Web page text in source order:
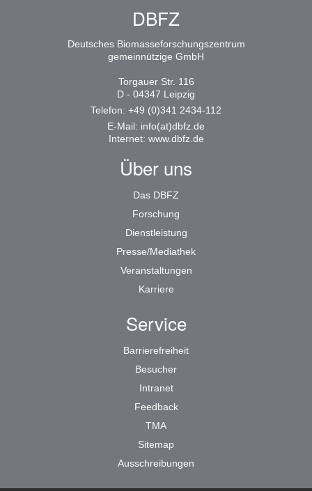
DBFZ
Deutsches Biomasseforschungszentrum
gemeinnützige GmbH
Torgauer Str. 116
D - 04347 Leipzig
Telefon: +49 (0)341 2434-112
E-Mail: info(at)dbfz.de
Internet: www.dbfz.de
Über uns
Das DBFZ
Forschung
Dienstleistung
Presse/Mediathek
Veranstaltungen
Karriere
Service
Barrierefreiheit
Besucher
Intranet
Feedback
TMA
Sitemap
Ausschreibungen